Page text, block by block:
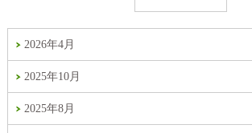
2026年4月
2025年10月
2025年8月